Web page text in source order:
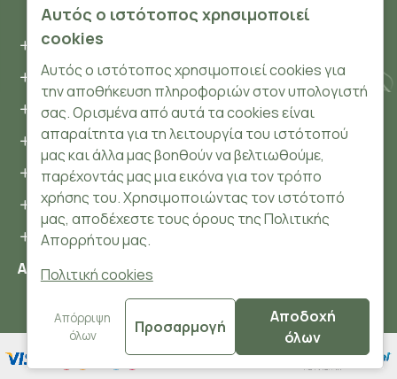
ΠΛΗΡΟΦΟΡΊΕΣ
Όροι και συνθήκες
Προσωπικά δεδομένα
Ασφάλεια
Τρόποι Πληρωμής
Τρόποι Αποστολής
Επιστροφές Προϊόντων
Cookies
Αριθμός ΓΕΜΗ: 148204106000
© 2024 HerbsnBeauty.gr All Rights Reserved.
Αυτός ο ιστότοπος χρησιμοποιεί
cookies
Αυτός ο ιστότοπος χρησιμοποιεί cookies για
την αποθήκευση πληροφοριών στον υπολογιστή
σας. Ορισμένα από αυτά τα cookies είναι
απαραίτητα για τη λειτουργία του ιστότοπού
μας και άλλα μας βοηθούν να βελτιωθούμε,
παρέχοντάς μας μια εικόνα για τον τρόπο
χρήσης του. Χρησιμοποιώντας τον ιστότοπό
μας, αποδέχεστε τους όρους της Πολιτικής
Απορρήτου μας.
Πολιτική cookies
Απόρριψη
όλων
Προσαρμογή
Αποδοχή
όλων